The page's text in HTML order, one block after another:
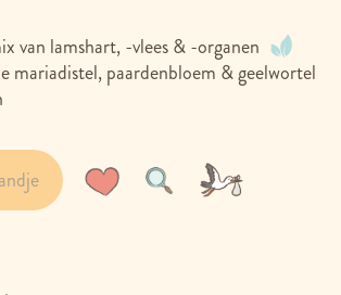
van lamshart, -vlees & -organen
mariadistel, paardenbloem & geelwortel
Voeg
Toevoegen